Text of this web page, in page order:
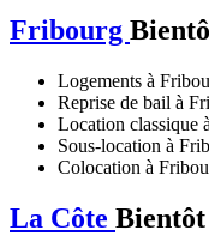
Fribourg
Logements à
Reprise de bail à
Location classique
Sous-location à
Colocation à
La Côte Bientôt